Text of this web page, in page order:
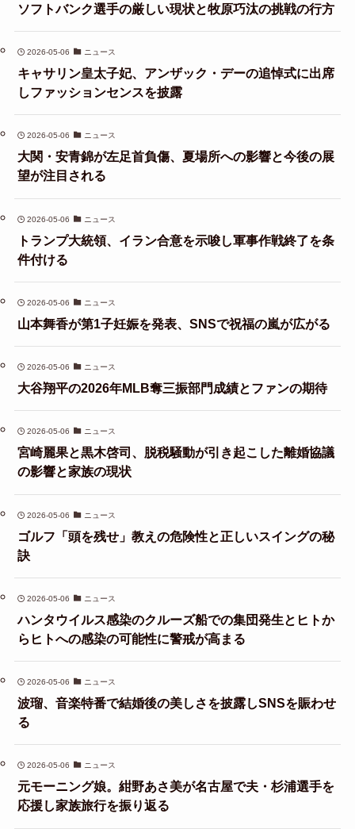
ソフトバンク選手の厳しい現状と牧原巧汰の挑戦の行方
2026-05-06 ニュース
キャサリン皇太子妃、アンザック・デーの追悼式に出席
しファッションセンスを披露
2026-05-06 ニュース
大関・安青錦が左足首負傷、夏場所への影響と今後の展
望が注目される
2026-05-06 ニュース
トランプ大統領、イラン合意を示唆し軍事作戦終了を条
件付ける
2026-05-06 ニュース
山本舞香が第1子妊娠を発表、SNSで祝福の嵐が広がる
2026-05-06 ニュース
大谷翔平の2026年MLB奪三振部門成績とファンの期待
2026-05-06 ニュース
宮崎麗果と黒木啓司、脱税騒動が引き起こした離婚協議
の影響と家族の現状
2026-05-06 ニュース
ゴルフ「頭を残せ」教えの危険性と正しいスイングの秘
訣
2026-05-06 ニュース
ハンタウイルス感染のクルーズ船での集団発生とヒトか
らヒトへの感染の可能性に警戒が高まる
2026-05-06 ニュース
波瑠、音楽特番で結婚後の美しさを披露しSNSを賑わせ
る
2026-05-06 ニュース
元モーニング娘。紺野あさ美が名古屋で夫・杉浦選手を
応援し家族旅行を振り返る